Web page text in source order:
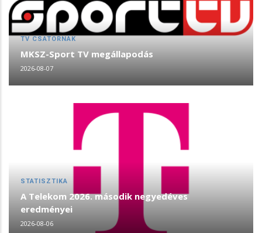
TV CSATORNÁK
MKSZ-Sport TV megállapodás
2026-08-07
STATISZTIKA
A Telekom 2026. második negyedéves
eredményei
2026-08-06